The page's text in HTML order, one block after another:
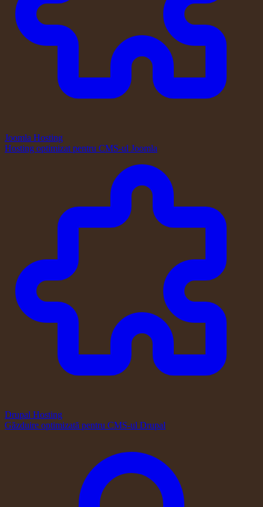
Joomla Hosting
Hosting optimizat pentru CMS-ul Joomla
Drupal Hosting
Găzduire optimizată pentru CMS-ul Drupal